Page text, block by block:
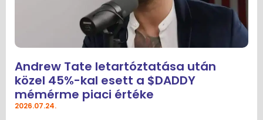
Andrew Tate letartóztatása után
közel 45%-kal esett a $DADDY
mémérme piaci értéke
2026.07.24.